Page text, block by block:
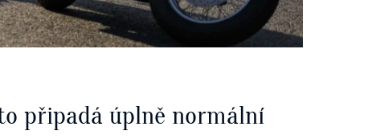
připadá úplně normální